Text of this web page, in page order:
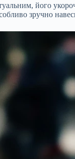
його
зручно